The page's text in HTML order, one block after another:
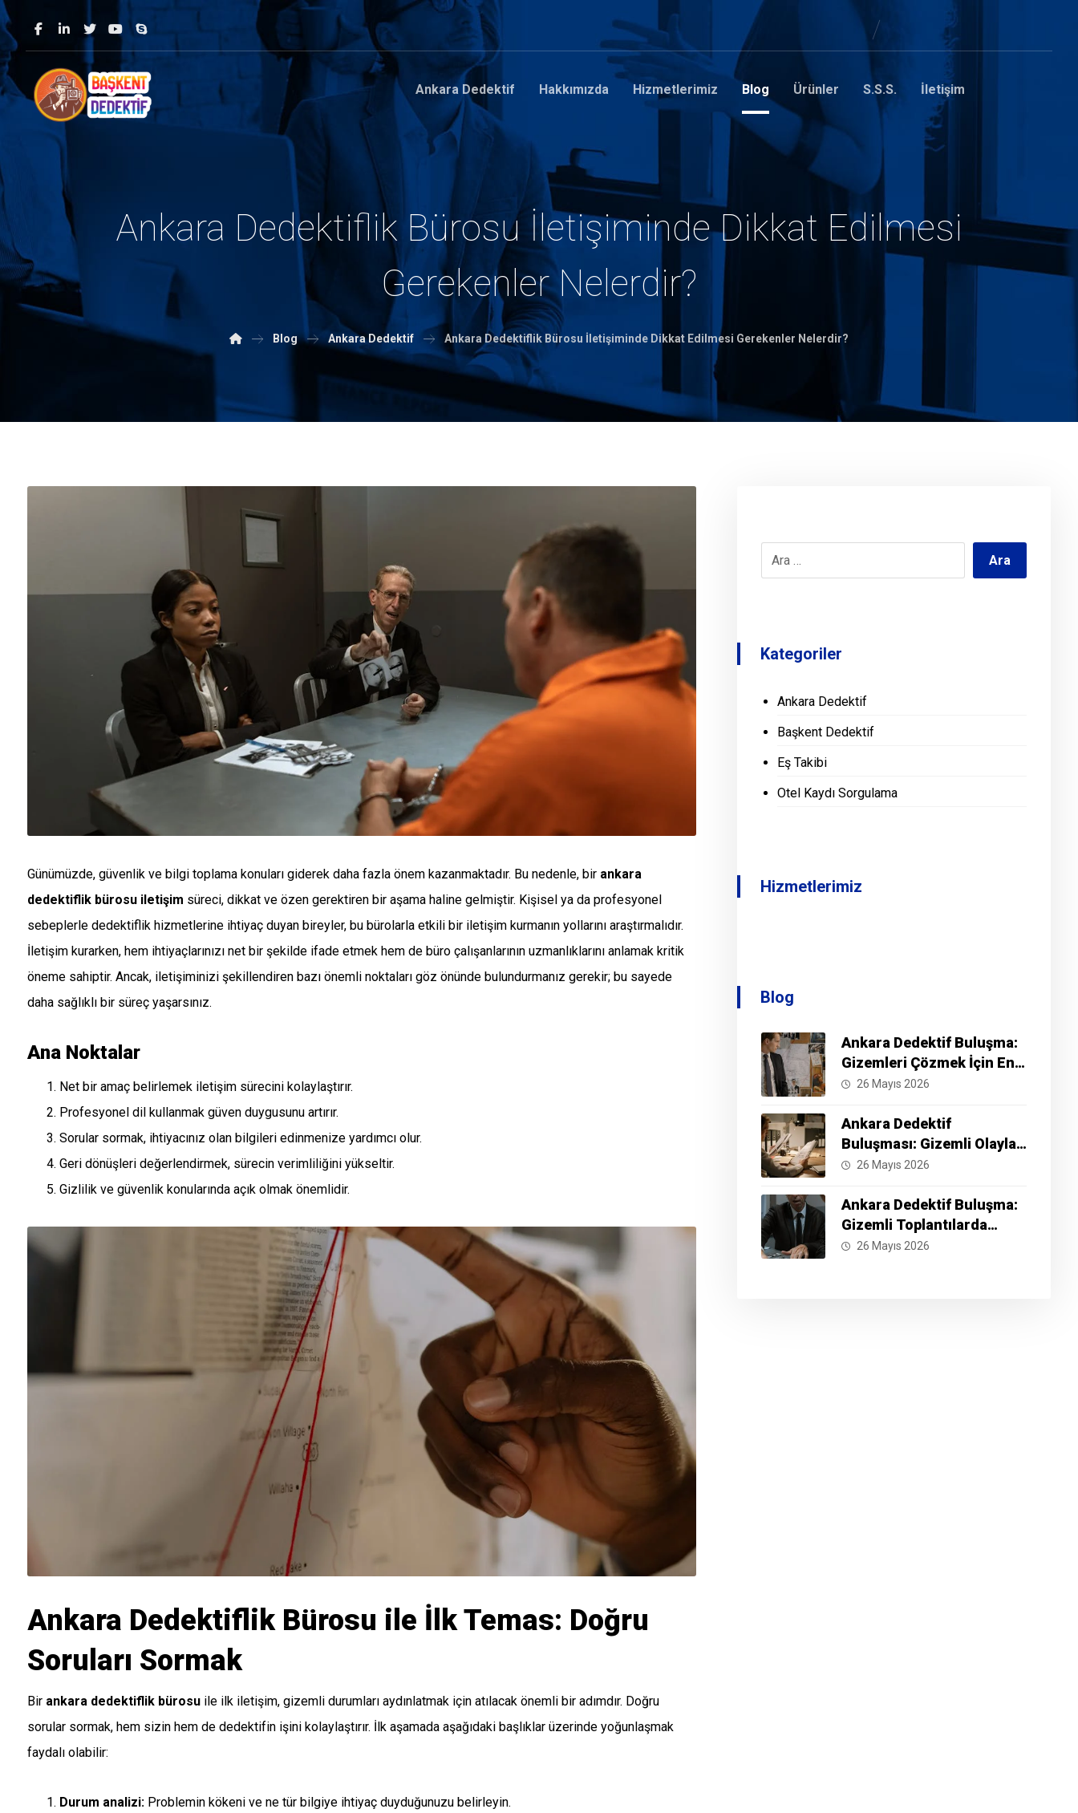
Ankara Dedektif Hakkımızda Hizmetlerimiz Blog Ürünler S.S.S. İletişim
Ankara Dedektiflik Bürosu İletişiminde Dikkat Edilmesi
Gerekenler Nelerdir?
Blog Ankara Dedektif Ankara Dedektiflik Bürosu İletişiminde Dikkat Edilmesi Gerekenler Nelerdir?
Günümüzde, güvenlik ve bilgi toplama konuları giderek daha fazla önem kazanmaktadır. Bu nedenle, bir ankara
dedektiflik bürosu iletişim süreci, dikkat ve özen gerektiren bir aşama haline gelmiştir. Kişisel ya da profesyonel
sebeplerle dedektiflik hizmetlerine ihtiyaç duyan bireyler, bu bürolarla etkili bir iletişim kurmanın yollarını araştırmalıdır.
İletişim kurarken, hem ihtiyaçlarınızı net bir şekilde ifade etmek hem de büro çalışanlarının uzmanlıklarını anlamak kritik
öneme sahiptir. Ancak, iletişiminizi şekillendiren bazı önemli noktaları göz önünde bulundurmanız gerekir; bu sayede
daha sağlıklı bir süreç yaşarsınız.
Ana Noktalar
Net bir amaç belirlemek iletişim sürecini kolaylaştırır.
Profesyonel dil kullanmak güven duygusunu artırır.
Sorular sormak, ihtiyacınız olan bilgileri edinmenize yardımcı olur.
Geri dönüşleri değerlendirmek, sürecin verimliliğini yükseltir.
Gizlilik ve güvenlik konularında açık olmak önemlidir.
Ankara Dedektiflik Bürosu ile İlk Temas: Doğru
Soruları Sormak
Bir ankara dedektiflik bürosuile ilk iletişim, gizemli durumları aydınlatmak için atılacak önemli bir adımdır. Doğru
sorular sormak, hem sizin hem de dedektifin işini kolaylaştırır. İlk aşamada aşağıdaki başlıklar üzerinde yoğunlaşmak
faydalı olabilir:
Durum analizi:Problemin kökeni ve ne tür bilgiye ihtiyaç duyduğunuzu belirleyin.
Kategoriler
Ankara Dedektif
Başkent Dedektif
Eş Takibi
Otel Kaydı Sorgulama
Hizmetlerimiz
Blog
Ankara Dedektif Buluşma:
Gizemleri Çözmek İçin En
İyi Yöntemler Nelerdir?
26 Mayıs 2026
Ankara Dedektif
Buluşması: Gizemli Olayları
Çözmek İçin Hazır Mısınız?
26 Mayıs 2026
Ankara Dedektif Buluşma:
Gizemli Toplantılarda
Neler Yaşanıyor?
26 Mayıs 2026